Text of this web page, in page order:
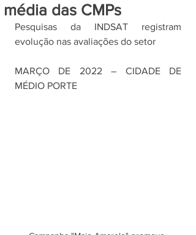
média das CMPs
Pesquisas da INDSAT registram
evolução nas avaliações do setor
MARÇO DE 2022 – CIDADE DE
MÉDIO PORTE